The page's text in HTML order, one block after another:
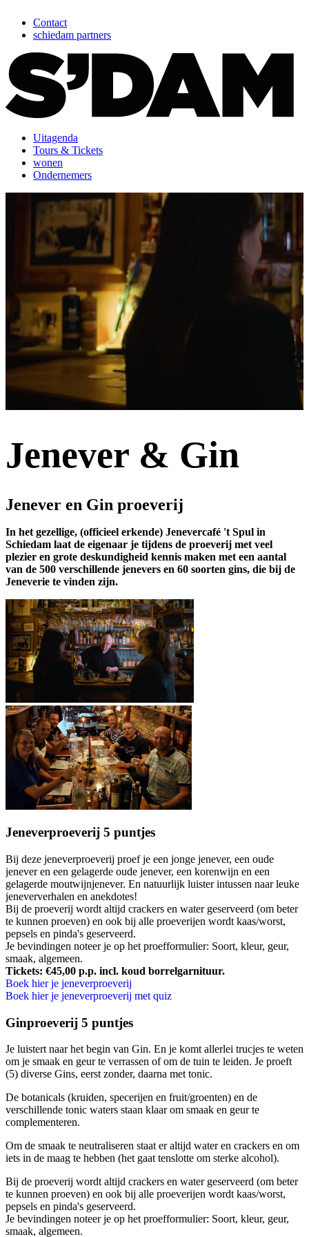
Contact
schiedam partners
Uitagenda
Tours & Tickets
wonen
Ondernemers
Jenever & Gin
Jenever en Gin proeverij
In het gezellige, (officieel erkende) Jenevercafé 't Spul in
Schiedam laat de eigenaar je tijdens de proeverij met veel
plezier en grote deskundigheid kennis maken met een aantal
van de 500 verschillende jenevers en 60 soorten gins, die bij de
Jeneverie te vinden zijn.
Jeneverproeverij 5 puntjes
Bij deze jeneverproeverij proef je een jonge jenever, een oude
jenever en een gelagerde oude jenever, een korenwijn en een
gelagerde moutwijnjenever. En natuurlijk luister intussen naar leuke
jeneververhalen en anekdotes!
Bij de proeverij wordt altijd crackers en water geserveerd (om beter
te kunnen proeven) en ook bij alle proeverijen wordt kaas/worst,
pepsels en pinda's geserveerd.
Je bevindingen noteer je op het proefformulier: Soort, kleur, geur,
smaak, algemeen.
Tickets: €45,00 p.p. incl. koud borrelgarnituur.
Boek hier je jeneverproeverij
Boek hier je jeneverproeverij met quiz
Ginproeverij 5 puntjes
Je luistert naar het begin van Gin. En je komt allerlei trucjes te weten
om je smaak en geur te verrassen of om de tuin te leiden. Je proeft
(5) diverse Gins, eerst zonder, daarna met tonic.
De botanicals (kruiden, specerijen en fruit/groenten) en de
verschillende tonic waters staan klaar om smaak en geur te
complementeren.
Om de smaak te neutraliseren staat er altijd water en crackers en om
iets in de maag te hebben (het gaat tenslotte om sterke alcohol).
Bij de proeverij wordt altijd crackers en water geserveerd (om beter
te kunnen proeven) en ook bij alle proeverijen wordt kaas/worst,
pepsels en pinda's geserveerd.
Je bevindingen noteer je op het proefformulier: Soort, kleur, geur,
smaak, algemeen.